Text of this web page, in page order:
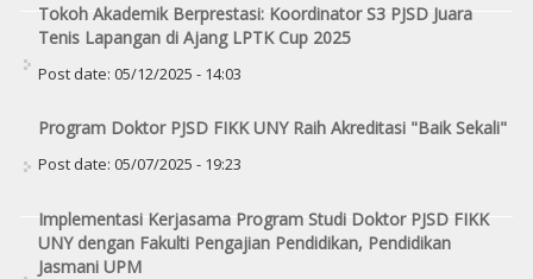
Tokoh Akademik Berprestasi: Koordinator S3 PJSD Juara
Tenis Lapangan di Ajang LPTK Cup 2025
Post date: 05/12/2025 - 14:03
Program Doktor PJSD FIKK UNY Raih Akreditasi "Baik Sekali"
Post date: 05/07/2025 - 19:23
Implementasi Kerjasama Program Studi Doktor PJSD FIKK
UNY dengan Fakulti Pengajian Pendidikan, Pendidikan
Jasmani UPM